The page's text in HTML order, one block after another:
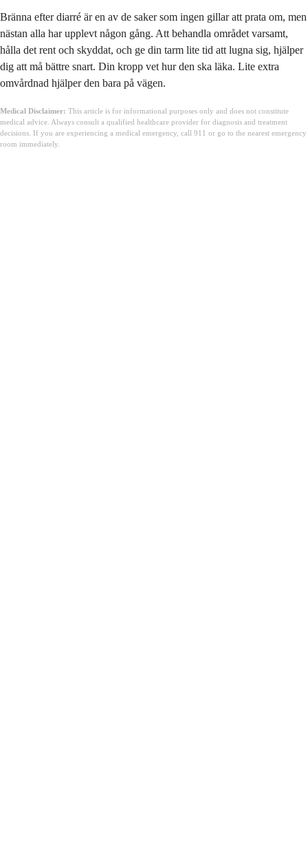
Bränna efter diarré är en av de saker som ingen gillar att prata om, men
nästan alla har upplevt någon gång. Att behandla området varsamt,
hålla det rent och skyddat, och ge din tarm lite tid att lugna sig, hjälper
dig att må bättre snart. Din kropp vet hur den ska läka. Lite extra
omvårdnad hjälper den bara på vägen.
Medical Disclaimer: This article is for informational purposes only and does not constitute
medical advice. Always consult a qualified healthcare provider for diagnosis and treatment
decisions. If you are experiencing a medical emergency, call 911 or go to the nearest emergency
room immediately.